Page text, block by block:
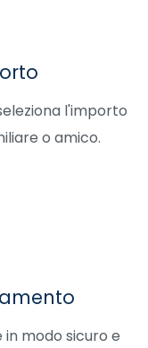
l'importo
o amico.
modo sicuro e